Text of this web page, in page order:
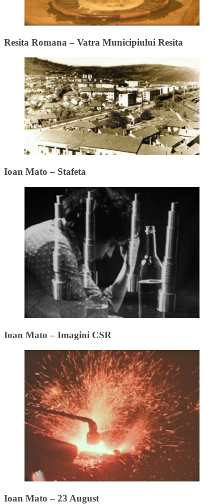
Resita Romana – Vatra Municipiului Resita
Ioan Mato – Stafeta
Ioan Mato – Imagini CSR
Ioan Mato – 23 August